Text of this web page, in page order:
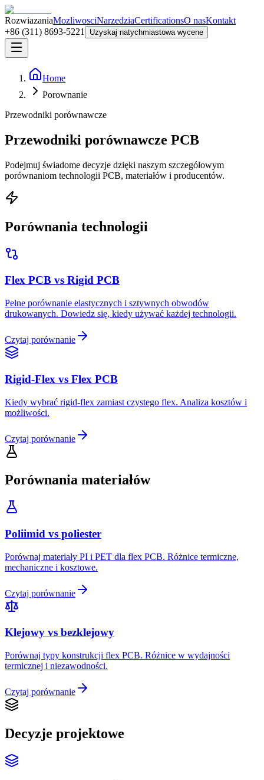
RozwiazaniaMozliwosciNarzedziaCertificationsO nasKontakt
+86 (311) 8693-5221
Uzyskaj natychmiastowa wycene
Home
Porownanie
Przewodniki porównawcze
Przewodniki porównawcze PCB
Podejmuj świadome decyzje dzięki naszym szczegółowym
porównaniom technologii PCB, materiałów i producentów.
Porównania technologii
Flex PCB vs Rigid PCB
Pełne porównanie elastycznych i sztywnych obwodów
drukowanych. Dowiedz się, kiedy używać każdej technologii.
Czytaj porównanie
Rigid-Flex vs Flex PCB
Kiedy wybrać rigid-flex zamiast czystego flex. Analiza kosztów i
możliwości.
Czytaj porównanie
Porównania materiałów
Poliimid vs poliester
Porównaj materiały PI i PET dla flex PCB. Różnice termiczne,
mechaniczne i kosztowe.
Czytaj porównanie
Klejowy vs bezklejowy
Porównaj typy konstrukcji flex PCB. Różnice w wydajności
termicznej i niezawodności.
Czytaj porównanie
Decyzje projektowe